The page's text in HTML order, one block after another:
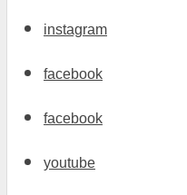
instagram
facebook
facebook
youtube